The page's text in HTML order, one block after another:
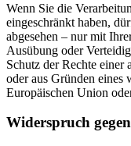
Wenn Sie die
eingeschränkt haben,
abgesehen – nur mit
Ausübung oder
Schutz der Rechte einer
oder aus Gründen eines
Europäischen Union
Widerspruch